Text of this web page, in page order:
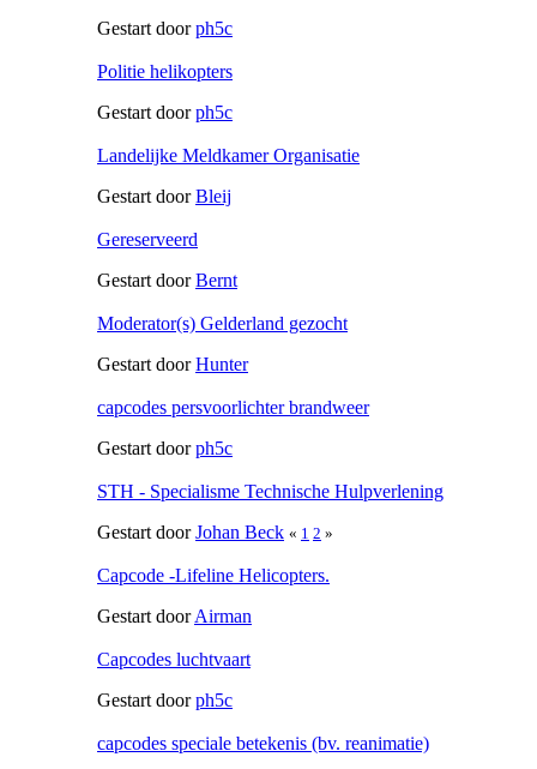
Gestart doorph5c
Politie helikopters
Gestart doorph5c
Landelijke Meldkamer Organisatie
Gestart doorBleij
Gereserveerd
Gestart doorBernt
Moderator(s) Gelderland gezocht
Gestart doorHunter
capcodes persvoorlichter brandweer
Gestart doorph5c
STH - Specialisme Technische Hulpverlening
Gestart doorJohan Beck « 1 2 »
Capcode -Lifeline Helicopters.
Gestart doorAirman
Capcodes luchtvaart
Gestart doorph5c
capcodes speciale betekenis (bv. reanimatie)